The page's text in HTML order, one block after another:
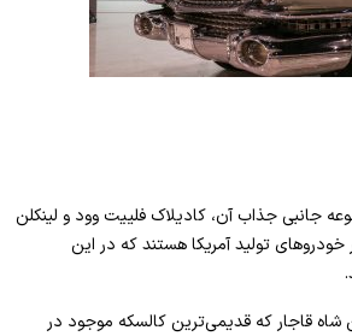
مجموعه جانبی جذاب آن، کادیلاک فلییت وود و لینکلن
خودروهای تولید آمریکا هستند که در این
شاه قاجار که قدیمی‌ترین کالسکه موجود در